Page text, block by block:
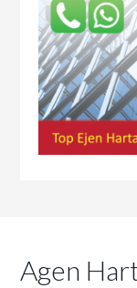
Agen